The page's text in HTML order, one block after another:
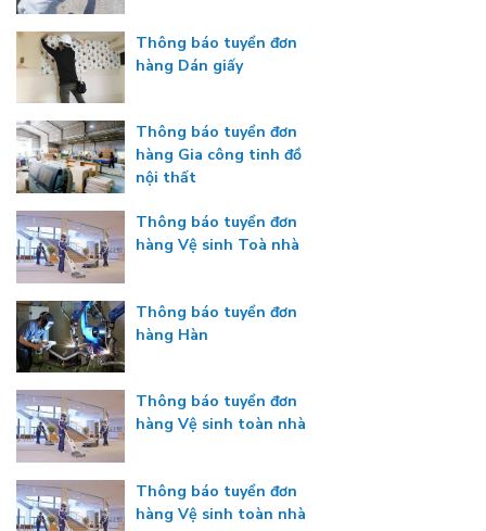
Thông báo tuyển đơn
hàng Dán giấy
Thông báo tuyển đơn
hàng Gia công tinh đồ
nội thất
Thông báo tuyển đơn
hàng Vệ sinh Toà nhà
Thông báo tuyển đơn
hàng Hàn
Thông báo tuyển đơn
hàng Vệ sinh toàn nhà
Thông báo tuyển đơn
hàng Vệ sinh toàn nhà